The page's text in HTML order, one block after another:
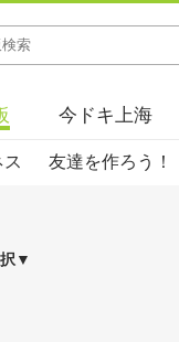
今ドキ上海
ス 友達を作ろう！
▼